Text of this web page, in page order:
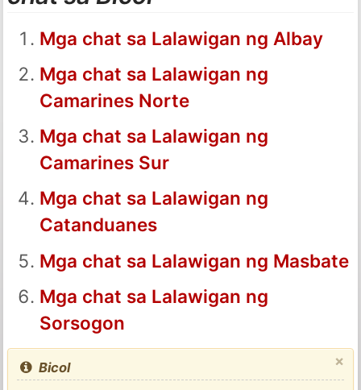
Mga chat sa Lalawigan ng Albay
Mga chat sa Lalawigan ng
Camarines Norte
Mga chat sa Lalawigan ng
Camarines Sur
Mga chat sa Lalawigan ng
Catanduanes
Mga chat sa Lalawigan ng Masbate
Mga chat sa Lalawigan ng
Sorsogon
×
Bicol